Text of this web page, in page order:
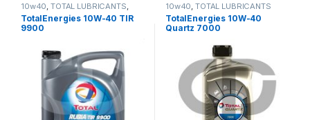
10w40 ,TOTAL LUBRICANTS
TOTAL PREMIUM
TotalEnergies 10W-40 TIR
9900
10w40 ,TOTAL LUBRICANTS
TotalEnergies 10W-40
Quartz 7000